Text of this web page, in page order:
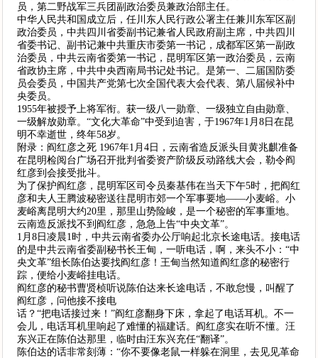
员，第二野战军三兵团副政治委员兼政治部主任。
中华人民共和国成立后，任川东人民行政公署主任兼川东军区副
政治委员，中共四川省委副书记兼省人民政府副主席，中共四川
省委书记、副书记兼中共重庆市委第一书记，成都军区第一副政
治委员，中共云南省委第一书记，昆明军区第一政治委员，云南
省政协主席，中共中央西南局书记处书记。是第一、二届国防委
员会委员，中国共产党第七次全国代表大会代表、第八届候补中
央委员。
1955年被授予上将军衔。获一级八一勋章、一级独立自由勋章、
一级解放勋章。“文化大革命”中受到迫害，于1967年1月8日在昆
明不幸逝世，终年58岁。
附录：阎红彦之死 1967年1月4日，云南省造反派头目黄兆麒准备
在昆明检阅台广场召开批判省委资产阶级反动路线大会，勒令阎
红彦到会接受批斗。
为了保护阎红彦，昆明军区司令员秦基伟在当天下午5时，把阎红
彦和夫人王腾波秘密送往昆明市郊一个军事要地——小麦峪。小
麦峪离昆明大约20里，那里山势险峻，是一个秘密的军事重地。
云南造反派找不到阎红彦，急急上告“中央文革”。
1月8日凌晨1时，中共云南省委办公厅响起北京长途电话。接电话
的是中共云南省委副秘书长王甸，一听电话，啊，来头不小：“中
央文革”组长陈伯达要找阎红彦！王甸当然知道阎红彦的秘密行
踪，便给小麦峪挂电话。
阎红彦的秘书曹贤桢听说陈伯达来长途电话，不敢怠慢，叫醒了
阎红彦，问他接不接电
话？“把电话接过来！”阎红彦翻身下床，拿起了电话耳机。不一
会儿，电话耳机里响起了难懂的福建话。阎红彦实在听不懂。汪
东兴正在陈伯达那里，临时由汪东兴充任“翻译”。
陈伯达的话非常刻薄：“你不要像老鼠一样躲在洞里，去见见革命